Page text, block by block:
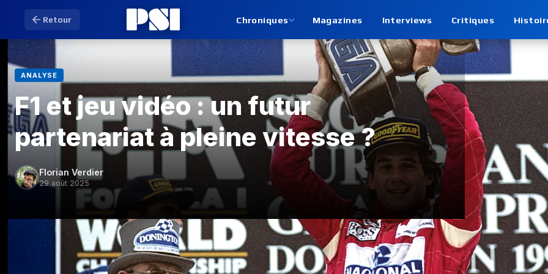
Retour Chroniques Magazines Interviews Critiques
ANALYSE
F1 et jeu vidéo : un futur
partenariat à pleine vitesse ?
Florian Verdier
29 août 2025